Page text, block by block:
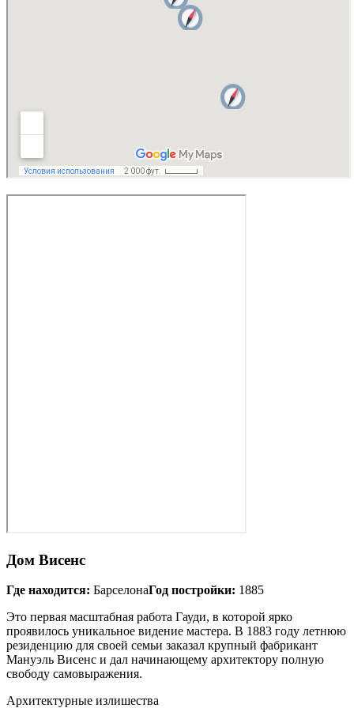
Дом Висенс
Где находится: БарселонаГод постройки: 1885
Это первая масштабная работа Гауди, в которой ярко
проявилось уникальное видение мастера. В 1883 году летнюю
резиденцию для своей семьи заказал крупный фабрикант
Мануэль Висенс и дал начинающему архитектору полную
свободу самовыражения.
Архитектурные излишества